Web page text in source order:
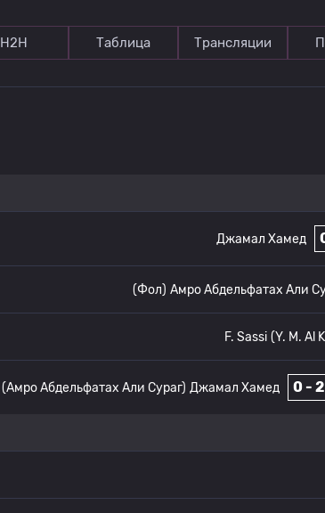
Н2Н Таблица Трансляции
Джамал Хамед
Амро Абдельфатах Али
(Фол)
(Y. M. Al
F. Sassi
0 - 2
Джамал Хамед
(Амро Абдельфатах Али Сураг)